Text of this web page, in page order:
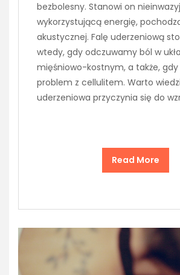
bezbolesny. Stanowi on
wykorzystującą energię,
akustycznej. Falę uderzeniową
wtedy, gdy odczuwamy ból w
mięśniowo-kostnym, a także,
problem z cellulitem. Warto
uderzeniowa przyczynia się do
Read More